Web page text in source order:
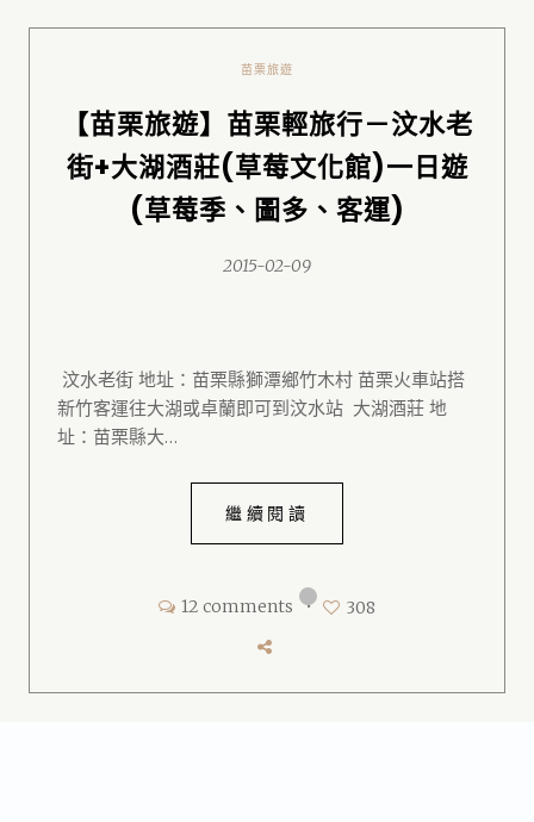
苗栗旅遊
【苗栗旅遊】苗栗輕旅行－汶水老
街+大湖酒莊(草莓文化館)一日遊
(草莓季、圖多、客運)
2015-02-09
汶水老街 地址：苗栗縣獅潭鄉竹木村 苗栗火車站搭
新竹客運往大湖或卓蘭即可到汶水站 大湖酒莊 地
址：苗栗縣大…
繼續閱讀
12 comments • 308